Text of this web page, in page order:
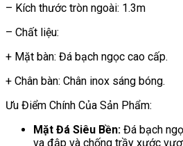
– Kích thước tròn ngoài: 1.3m
– Chất liệu:
+ Mặt bàn: Đá bạch ngọc cao cấp.
+ Chân bàn: Chân inox sáng bóng.
Ưu Điểm Chính Của Sản Phẩm:
Mặt Đá Siêu Bền: Đá bạch
va đập và chống trầy xước